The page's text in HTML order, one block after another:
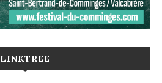
LINKTREE